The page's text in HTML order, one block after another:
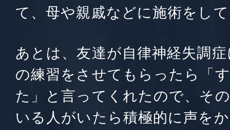
て、母や親戚などに施術をし
あとは、友達が自律神経失調
の練習をさせてもらったら「
た」と言ってくれたので、そ
いる人がいたら積極的に声を